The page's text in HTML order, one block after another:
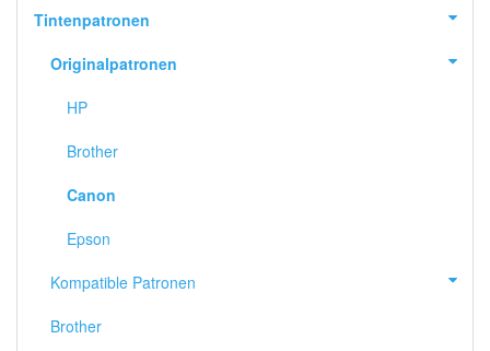
Tintenpatronen
Originalpatronen
HP
Brother
Canon
Epson
Kompatible Patronen
Brother